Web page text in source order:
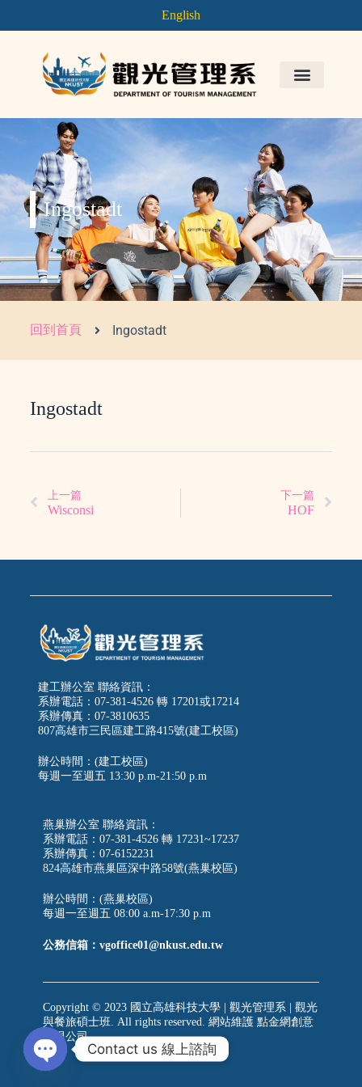
English
Ingostadt
回到首頁 Ingostadt
Ingostadt
上一篇
Wisconsi
下一篇
HOF
建工辦公室 聯絡資訊：
系辦電話：07-381-4526 轉 17201或17214
系辦傳真：07-3810635
807高雄市三民區建工路415號(建工校區)
辦公時間：(建工校區)
每週一至週五 13:30 p.m-21:50 p.m
燕巢辦公室 聯絡資訊：
系辦電話：07-381-4526 轉 17231~17237
系辦傳真：07-6152231
824高雄市燕巢區深中路58號(燕巢校區)
辦公時間：(燕巢校區)
每週一至週五 08:00 a.m-17:30 p.m
公務信箱：vgoffice01@nkust.edu.tw
Copyright © 2023 國立高雄科技大學 | 觀光管理系 | 觀光
與餐旅碩士班. All rights reserved. 網站維護 點金網創意
有限公司
Contact us 線上諮詢